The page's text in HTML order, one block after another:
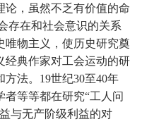
论，虽然不乏有价值的命
存在和社会意识的关系
唯物主义，使历史研究奠
经典作家对工会运动的研
法。19世纪30至40年
等等都在研究“工人问
与无产阶级利益的对